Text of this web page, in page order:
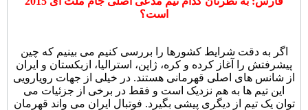
است؟
اگر به دقت شرایط کشورها را بررسی کنیم می بینیم که چین
پیشرفتش را آغاز کرده و کره، ژاپن، استرالیا، ازبکستان و ایران
از شانس های اصلی قهرمانی هستند. در خیلی از جهات رویارویی
این تیم ها به هم نزدیک است و فقط در برخی از جزئیات می
توان یک تیم از دیگری پیشی بگیرد. فوتبال ایران می واند قهرمان